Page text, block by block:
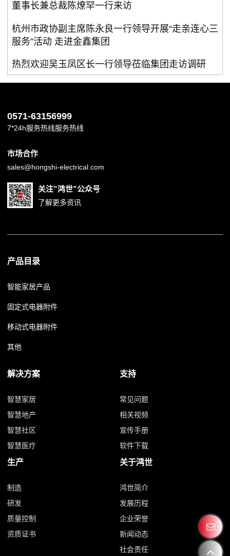
董事长兼总裁陈燎罕一行来访
杭州市政协副主席陈永良一行领导开展“走亲连心三
服务”活动 走进金鑫集团
热烈欢迎吴玉凤区长一行领导莅临集团走访调研
0571-63156999
7*24h服务热线服务热线
市场合作
sales@hongshi-electrical.com
关注”鸿世”公众号
了解更多资讯
产品目录
智能家居产品
固定式电器附件
移动式电器附件
其他
解决方案
智慧家居
智慧地产
智慧社区
智慧医疗
支持
常见问题
相关视频
宣传手册
软件下载
生产
制造
研发
质量控制
资质证书
关于鸿世
鸿世简介
发展历程
企业荣誉
新闻动态
社会责任